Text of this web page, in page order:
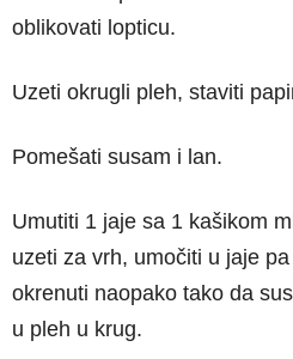
oblikovati lopticu.
Uzeti okrugli pleh, staviti
Pomešati susam i lan.
Umutiti 1 jaje sa 1 kašikom
uzeti za vrh, umočiti u jaje
okrenuti naopako tako da
u pleh u krug.